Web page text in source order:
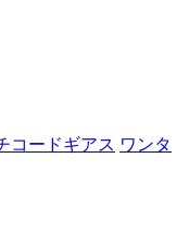
コードギアス ワンタ